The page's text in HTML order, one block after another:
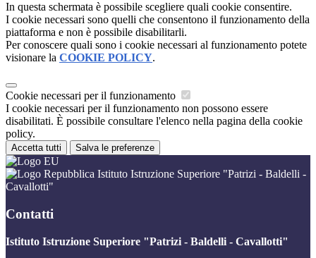
In questa schermata è possibile scegliere quali cookie consentire.
I cookie necessari sono quelli che consentono il funzionamento della
piattaforma e non è possibile disabilitarli.
Per conoscere quali sono i cookie necessari al funzionamento potete
visionare la COOKIE POLICY.
Cookie necessari per il funzionamento
I cookie necessari per il funzionamento non possono essere
disabilitati. È possibile consultare l'elenco nella pagina della cookie
policy.
Accetta tutti Salva le preferenze
Istituto Istruzione Superiore "Patrizi - Baldelli -
Cavallotti"
Contatti
Istituto Istruzione Superiore "Patrizi - Baldelli - Cavallotti"